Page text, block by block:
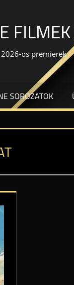
os premierek
SOROZATOK